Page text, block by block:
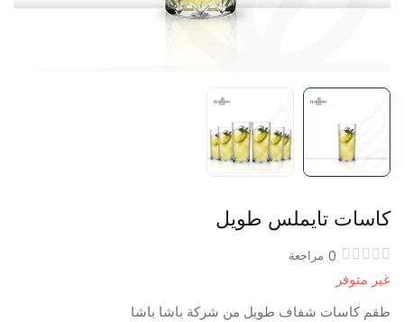
كاسات تايملس طويل
0 مراجعة
غير متوفر
طقم كاسات شفاف طويل من شركة باشا باشا